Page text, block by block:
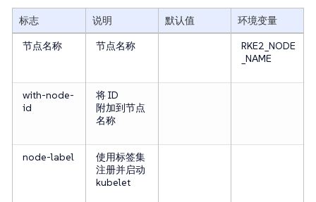
标志 说明 默认值
环境变量
节点名称
节点名称
RKE2_NODE
_NAME
with-node-
id
将 ID
附加到节点
名称
node-label
使用标签集
注册并启动
kubelet